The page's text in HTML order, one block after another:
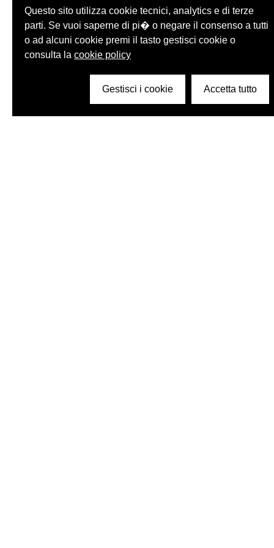
Questo sito utilizza cookie tecnici, analytics e di terze
parti. Se vuoi saperne di pi� o negare il consenso a tutti
o ad alcuni cookie premi il tasto gestisci cookie o
consulta la cookie policy
Gestisci i cookie Accetta tutto